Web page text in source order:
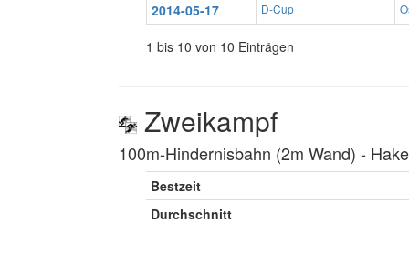
2014-05-17 D-Cup
1 bis 10 von 10 Einträgen
Zweikampf
100m-Hindernisbahn (2m Wand) ‐
Bestzeit
Durchschnitt